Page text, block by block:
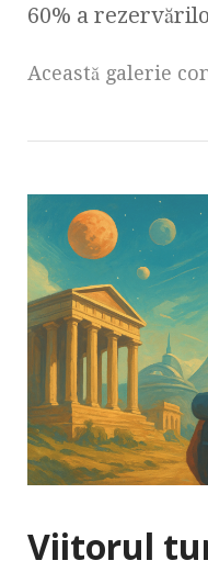
60% a
Această galerie
Viitorul